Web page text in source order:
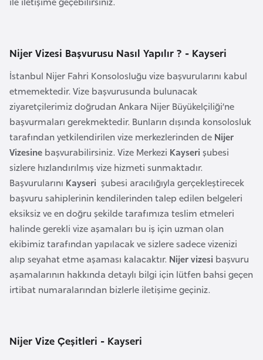
Nijer Vizesi Başvurusu Nasıl Yapılır ? - Kayseri
İstanbul Nijer Fahri Konsolosluğu vize başvurularını kabul
etmemektedir. Vize başvurusunda bulunacak
ziyaretçilerimiz doğrudan Ankara Nijer Büyükelçiliği’ne
başvurmaları gerekmektedir. Bunların dışında konsolosluk
tarafından yetkilendirilen vize merkezlerinden de Nijer
Vizesine başvurabilirsiniz. Vize Merkezi Kayseri şubesi
sizlere hızlandırılmış vize hizmeti sunmaktadır.
Başvurularını Kayseri şubesi aracılığıyla gerçekleştirecek
başvuru sahiplerinin kendilerinden talep edilen belgeleri
eksiksiz ve en doğru şekilde tarafımıza teslim etmeleri
halinde gerekli vize aşamaları bu iş için uzman olan
ekibimiz tarafından yapılacak ve sizlere sadece vizenizi
alıp seyahat etme aşaması kalacaktır. Nijer vizesi başvuru
aşamalarının hakkında detaylı bilgi için lütfen bahsi geçen
irtibat numaralarından bizlerle iletişime geçiniz.
Nijer Vize Çeşitleri - Kayseri
e
l
a
r
u
s
B
e
l
ç
k
a
e
n